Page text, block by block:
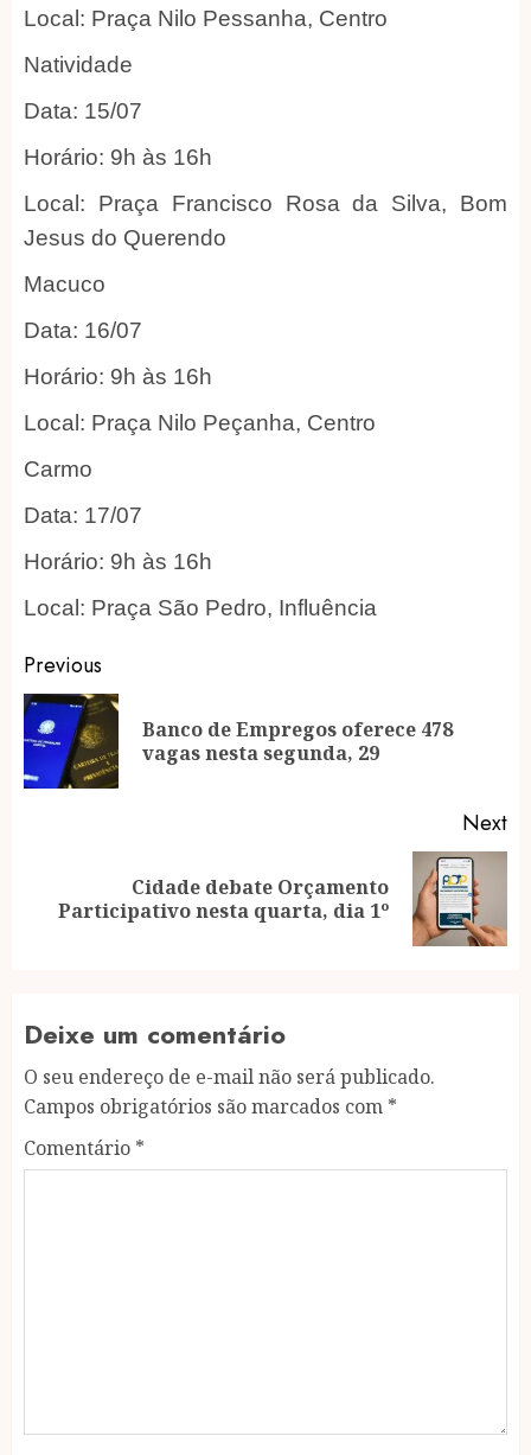
Local: Praça Nilo Pessanha, Centro
Natividade
Data: 15/07
Horário: 9h às 16h
Local: Praça Francisco Rosa da Silva, Bom
Jesus do Querendo
Macuco
Data: 16/07
Horário: 9h às 16h
Local: Praça Nilo Peçanha, Centro
Carmo
Data: 17/07
Horário: 9h às 16h
Local: Praça São Pedro, Influência
Post
navigation
Previous
Banco de Empregos oferece 478
vagas nesta segunda, 29
Next
post:
Cidade debate Orçamento
Participativo nesta quarta, dia 1º
Deixe um comentário
O seu endereço de e-mail não será publicado.
Campos obrigatórios são marcados com *
Comentário *